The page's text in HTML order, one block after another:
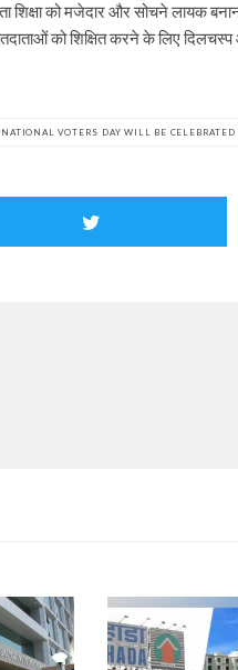
शिक्षा को मजेदार और सोचने लायक
को शिक्षित करने के लिए दिलचस्प
NATIONAL VOTERS DAY WILL BE